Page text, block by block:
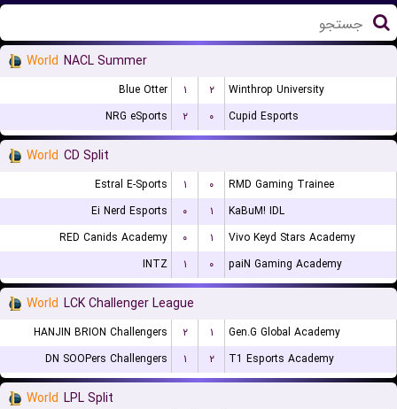
World NACL Summer
Blue Otter ۱ ۲
Winthrop University
NRG eSports
۲ ۰ Cupid Esports
World CD Split
Estral E-Sports ۱ ۰
RMD Gaming Trainee
Ei Nerd Esports
۰ ۱
KaBuM! IDL
RED Canids Academy
۰ ۱
Vivo Keyd Stars Academy
INTZ
۱ ۰ paiN Gaming Academy
World LCK Challenger League
HANJIN BRION Challengers ۲ ۱
Gen.G Global Academy
DN SOOPers Challengers
۱ ۲ T1 Esports Academy
World LPL Split